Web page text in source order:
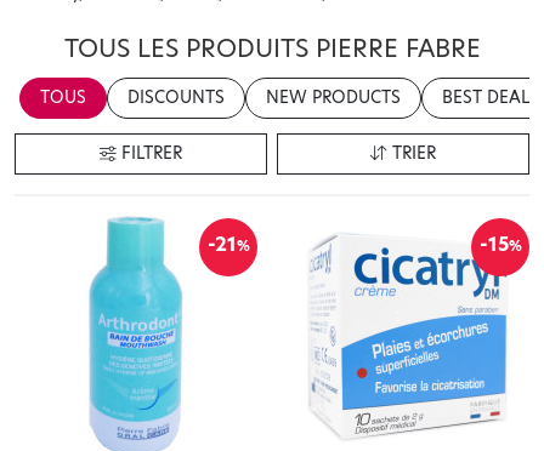
TOUS LES PRODUITS PIERRE FABRE
TOUS DISCOUNTS NEW PRODUCTS BEST DEALS
FILTRER TRIER
-21% -15%